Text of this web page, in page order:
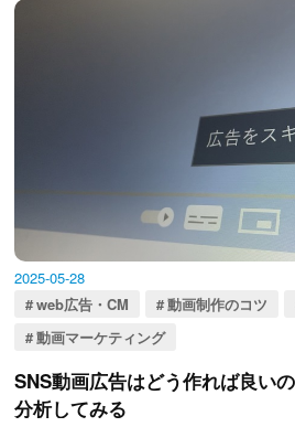
2025-05-28
web広告・CM
動画制作のコツ
動画マーケティング
SNS動画広告はどう作れば良い
分析してみる